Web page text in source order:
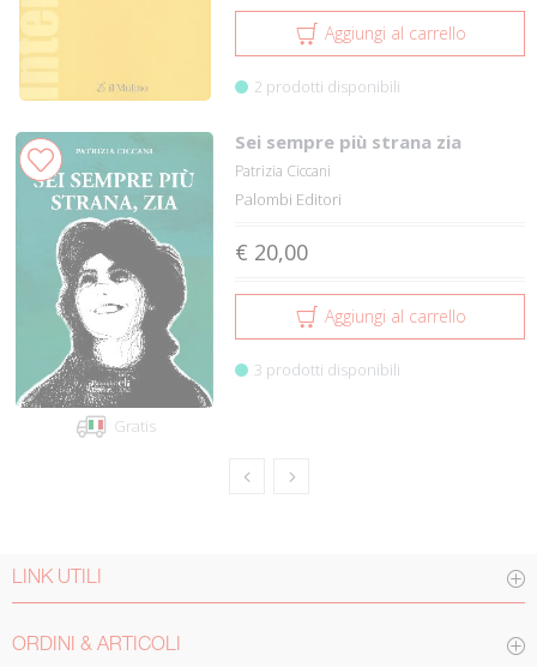
Aggiungi al carrello
2 prodotti disponibili
Gratis
Sei sempre più strana zia
Patrizia Ciccani
Palombi Editori
€ 20,00
Aggiungi al carrello
3 prodotti disponibili
LINK UTILI
ORDINI & ARTICOLI